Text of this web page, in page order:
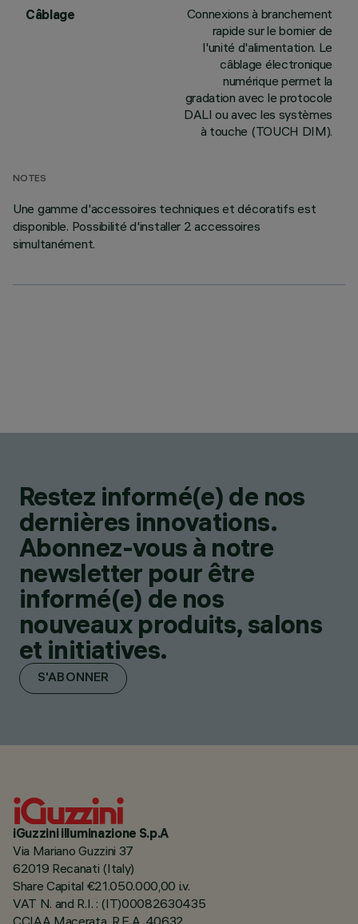
Câblage
Connexions à branchement
rapide sur le bornier de
l'unité d'alimentation. Le
câblage électronique
numérique permet la
gradation avec le protocole
DALI ou avec les systèmes
à touche (TOUCH DIM).
NOTES
Une gamme d'accessoires techniques et décoratifs est
disponible. Possibilité d'installer 2 accessoires
simultanément.
Restez informé(e) de nos
dernières innovations.
Abonnez-vous à notre
newsletter pour être
informé(e) de nos
nouveaux produits, salons
et initiatives.
S'ABONNER
iGuzzini illuminazione S.p.A
Via Mariano Guzzini 37
62019 Recanati (Italy)
Share Capital €21.050.000,00 i.v.
VAT N. and R.I. : (IT)00082630435
CCIAA Macerata, R.E.A. 40632